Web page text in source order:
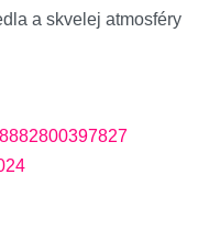
a skvelej atmosféry